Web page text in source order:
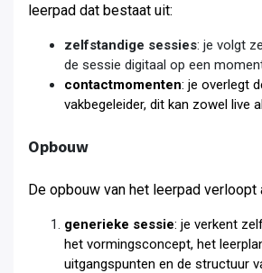
leerpad dat bestaat uit:
zelfstandige sessies: je volgt
de sessie digitaal op een
contactmomenten: je overlegt
vakbegeleider, dit kan zowel live
Opbouw
De opbouw van het leerpad verloopt
generieke sessie: je verkent
het vormingsconcept, het
uitgangspunten en de structuur